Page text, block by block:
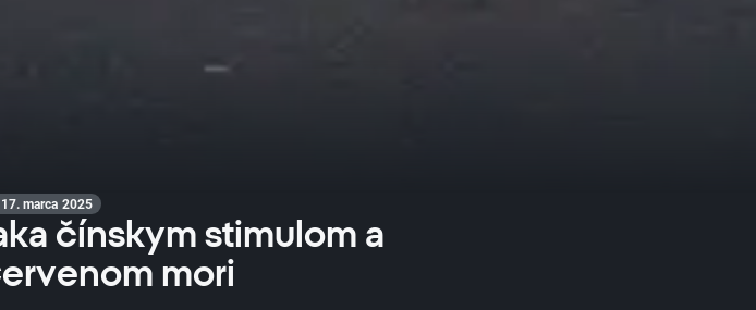
marca 2025
čínskym stimulom a
mori